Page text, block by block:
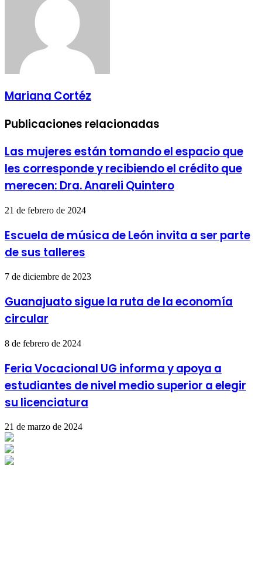
Mariana Cortéz
Publicaciones relacionadas
Las mujeres están tomando el espacio que
les corresponde y recibiendo el crédito que
merecen: Dra. Anareli Quintero
21 de febrero de 2024
Escuela de música de León invita a ser parte
de sus talleres
7 de diciembre de 2023
Guanajuato sigue la ruta de la economía
circular
8 de febrero de 2024
Feria Vocacional UG informa y apoya a
estudiantes de nivel medio superior a elegir
su licenciatura
21 de marzo de 2024